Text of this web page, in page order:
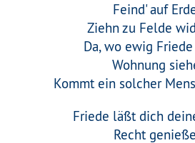
Feind' auf
Ziehn zu Felde
Da, wo ewig
Wohnung
Kommt ein solcher
Friede läßt dich
Recht